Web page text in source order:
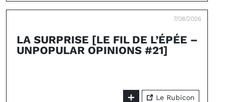
7/08/2026
LA SURPRISE [LE FIL DE L’ÉPÉE –
UNPOPULAR OPINIONS #21]
Le Rubicon